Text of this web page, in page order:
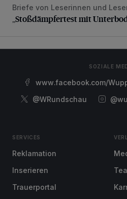
„Stoßdämpfertest mit
Briefe von Leserinnen und
„Stoßdämpfertest mit
SOZIALE
www.facebook.com/
@WRundschau
SERVICES
Reklamation
Inserieren
Trauerportal